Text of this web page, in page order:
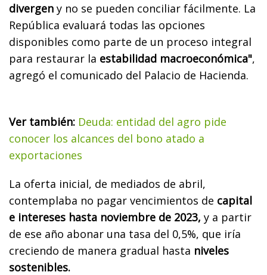
divergen y no se pueden conciliar fácilmente. La
República evaluará todas las opciones
disponibles como parte de un proceso integral
para restaurar la estabilidad macroeconómica",
agregó el comunicado del Palacio de Hacienda.
Ver también: Deuda: entidad del agro pide
conocer los alcances del bono atado a
exportaciones
La oferta inicial, de mediados de abril,
contemplaba no pagar vencimientos de capital
e intereses hasta noviembre de 2023, y a partir
de ese año abonar una tasa del 0,5%, que iría
creciendo de manera gradual hasta niveles
sostenibles.